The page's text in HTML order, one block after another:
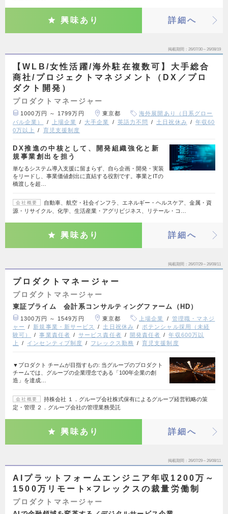
興味あり 詳細へ
掲載期間 26/07/30～26/08/19
【WLB/女性活躍/海外駐在複数可】大手総合
商社/プロジェクトマネジメント（DX／プロ
ダクト開発）
プロダクトマネージャー
1000万円 ～ 1799万円 東京都
海外展開あり（日系グロー
バル企業）
上場企業 大手企業 英語力不問 土日祝休み
年収60
0万以上
育児支援制度
DX推進の中核として、開発組織強化と新
規事業創出を担う
単なるシステム導入支援に留まらず、自ら企画・開発・実装
をリードし、事業価値創出に直結する役割です。事業とITの
橋渡しを超…
会社概要
自動車、航空・社会インフラ、エネルギー・ヘルスケア、金属・資
源・リサイクル、化学、生活産業・アグリビジネス、リテール・コ…
興味あり 詳細へ
掲載期間 26/07/29～26/08/11
プロダクトマネージャー
プロダクトマネージャー
東証プライム 会計系コンサルティングファーム（HD）
1300万円 ～ 1549万円 東京都 上場企業
管理職・マネジ
ャー
新規事業・新サービス 土日祝休み
ポテンシャル採用（未経
験可）
事業責任者 サービス責任者 開発責任者
年収600万以
上
インセンティブ制度 フレックス勤務 育児支援制度
▼プロダクト チームが目指すもの: 当グループのプロダクト
チームでは、グループの企業理念である「100年企業の創
造」を達成…
会社概要
持株会社 １．グループ会社株式保有によるグループ経営戦略の策
定・管理 ２．グループ会社の管理業務受託
興味あり 詳細へ
掲載期間 26/07/29～26/08/11
AIプラットフォームエンジニア年収1200万～
1500万リモート×フレックスの裁量労働制
プロダクトマネージャー